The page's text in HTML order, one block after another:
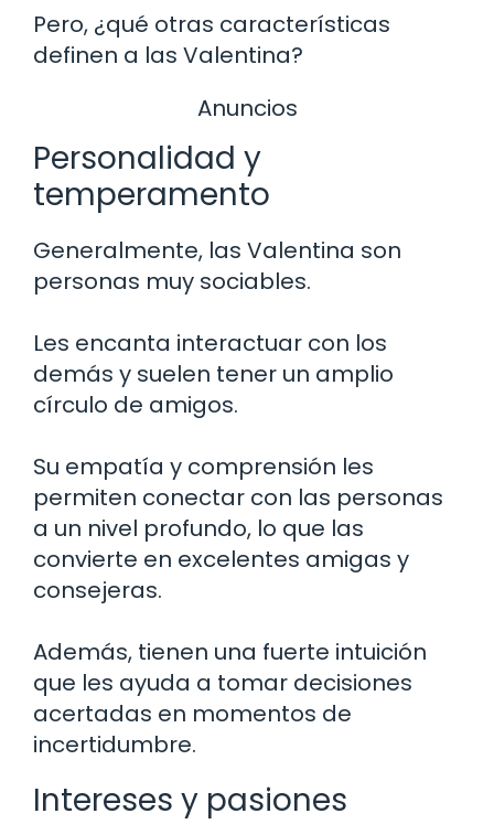
Pero, ¿qué otras características
definen a las Valentina?
Anuncios
Personalidad y
temperamento
Generalmente, las Valentina son
personas muy sociables.
Les encanta interactuar con los
demás y suelen tener un amplio
círculo de amigos.
Su empatía y comprensión les
permiten conectar con las personas
a un nivel profundo, lo que las
convierte en excelentes amigas y
consejeras.
Además, tienen una fuerte intuición
que les ayuda a tomar decisiones
acertadas en momentos de
incertidumbre.
Intereses y pasiones